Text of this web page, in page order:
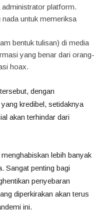
platform.
nada untuk memeriksa
bentuk tulisan) di media
yang benar dari orang-
hoax.
dengan
kredibel, setidaknya
akan terhindar dari
lebih banyak
Sangat penting bagi
penyebaran
diperkirakan akan terus
ini.